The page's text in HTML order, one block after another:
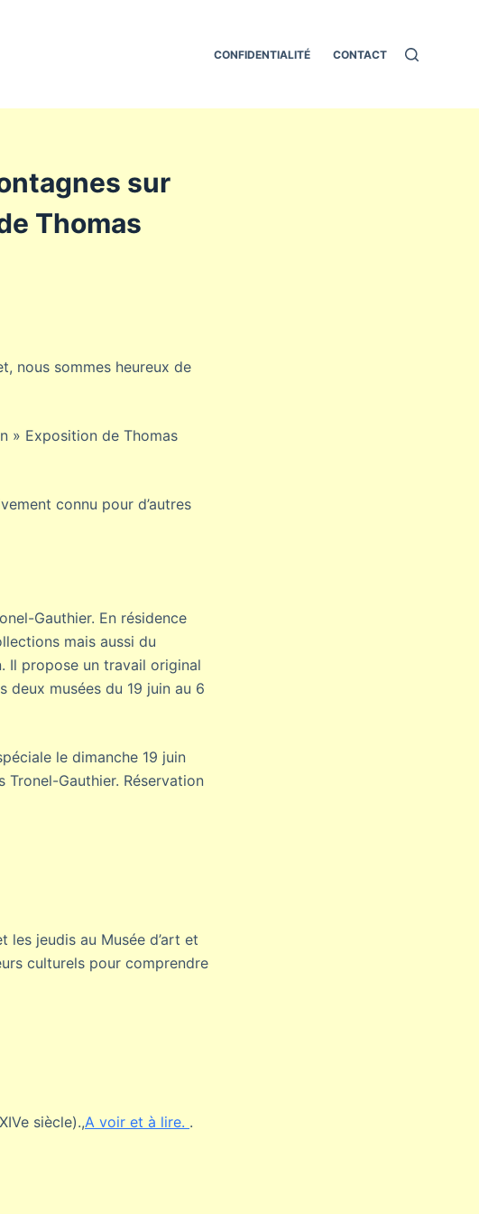
CONFIDENTIALITÉ CONTACT
sur
Thomas
nous sommes heureux de
» Exposition de Thomas
connu pour d’autres
Gauthier. En résidence
mais aussi du
Il propose un travail original
deux musées du 19 juin au 6
le dimanche 19 juin
Tronel-Gauthier. Réservation
les jeudis au Musée d’art et
culturels pour comprendre
siècle).,A voir et à lire. .